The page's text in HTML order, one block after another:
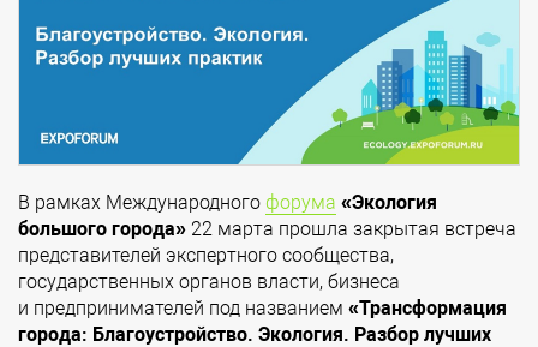
В рамках Международного форума «Экология
большого города» 22 марта прошла закрытая встреча
представителей экспертного сообщества,
государственных органов власти, бизнеса
и предпринимателей под названием «Трансформация
города: Благоустройство. Экология. Разбор лучших